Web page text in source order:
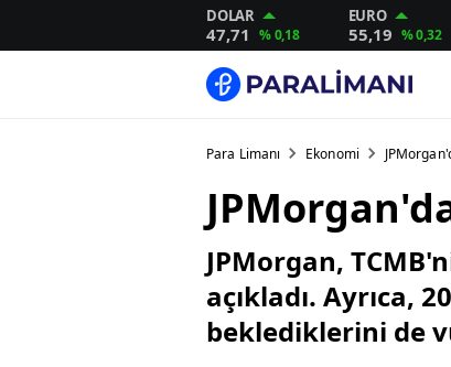
DOLAR
47,71 % 0,18
EURO
55,19 % 0,32
Para Limanı Ekonomi
JPMorgan,
açıkladı. Ayrıca,
beklediklerini de